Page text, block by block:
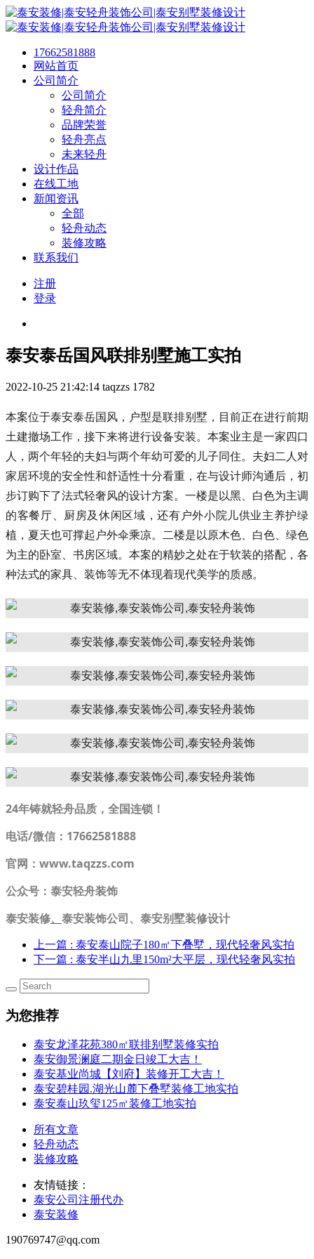
17662581888
网站首页
公司简介
公司简介
轻舟简介
品牌荣誉
轻舟亮点
未来轻舟
设计作品
在线工地
新闻资讯
全部
轻舟动态
装修攻略
联系我们
注册
登录
泰安泰岳国风联排别墅施工实拍
2022-10-25 21:42:14 taqzzs 1782
本案位于泰安泰岳国风，户型是联排别墅，目前正在进行前期
土建撤场工作，接下来将进行设备安装。本案业主是一家四口
人，两个年轻的夫妇与两个年幼可爱的儿子同住。夫妇二人对
家居环境的安全性和舒适性十分看重，在与设计师沟通后，初
步订购下了法式轻奢风的设计方案。一楼是以黑、白色为主调
的客餐厅、厨房及休闲区域，还有户外小院儿供业主养护绿
植，夏天也可撑起户外伞乘凉。二楼是以原木色、白色、绿色
为主的卧室、书房区域。本案的精妙之处在于软装的搭配，各
种法式的家具、装饰等无不体现着现代美学的质感。
24年铸就轻舟品质，全国连锁！
电话/微信：17662581888
官网：www.taqzzs.com
公众号：泰安轻舟装饰
泰安装修、 泰安装饰公司、泰安别墅装修设计
上一篇 : 泰安泰山院子180㎡下叠墅，现代轻奢风实拍
下一篇 : 泰安半山九里150m²大平层，现代轻奢风实拍
为您推荐
泰安龙泽花苑380㎡联排别墅装修实拍
泰安御景澜庭二期金日竣工大吉！
泰安基业尚城【刘府】装修开工大吉！
泰安碧桂园.湖光山麓下叠墅装修工地实拍
泰安泰山玖玺125㎡装修工地实拍
所有文章
轻舟动态
装修攻略
友情链接：
泰安公司注册代办
泰安装修
190769747@qq.com